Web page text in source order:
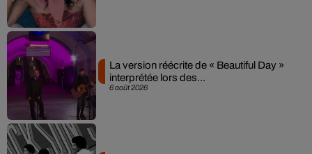
6 août 2026
La version réécrite de « Beautiful Day »
interprétée lors des...